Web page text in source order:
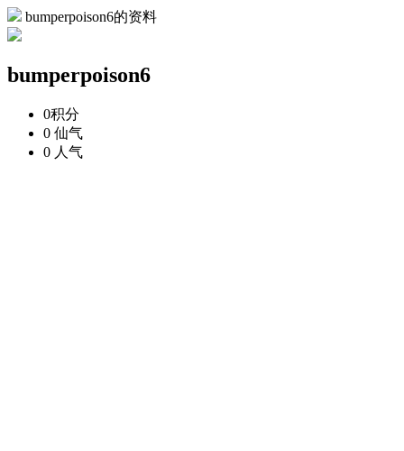
bumperpoison6的资料
bumperpoison6
0积分
0 仙气
0 人气